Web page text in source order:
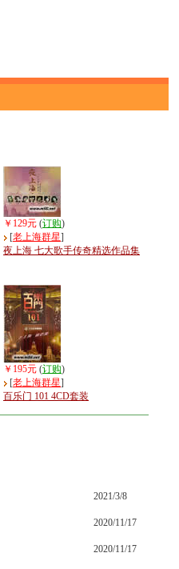
￥129元 (订购)
[老上海群星]
夜上海 七大歌手传奇精选作品集
￥195元 (订购)
[老上海群星]
百乐门 101 4CD套装
2021/3/8
2020/11/17
2020/11/17